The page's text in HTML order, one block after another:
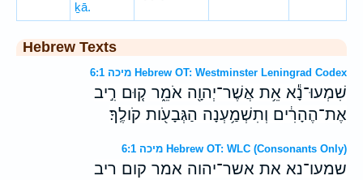
ḵā.
Hebrew Texts
מיכה 6:1 Hebrew OT: Westminster Leningrad Codex
שִׁמְעוּ־נָ֕א אֵ֥ת אֲשֶׁר־יְהוָ֖ה אֹמֵ֑ר ק֚וּם רִ֣יב
אֶת־הֶהָרִ֔ים וְתִשְׁמַ֥עְנָה הַגְּבָעֹ֖ות קֹולֶֽךָ׃
מיכה 6:1 Hebrew OT: WLC (Consonants Only)
שמעו־נא את אשר־יהוה אמר קום ריב